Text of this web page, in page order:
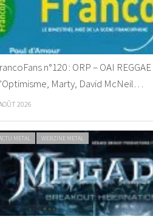
n°120 : ORP – OAI
Marty, David McNeil…
2026
METAL WEBZINE METAL